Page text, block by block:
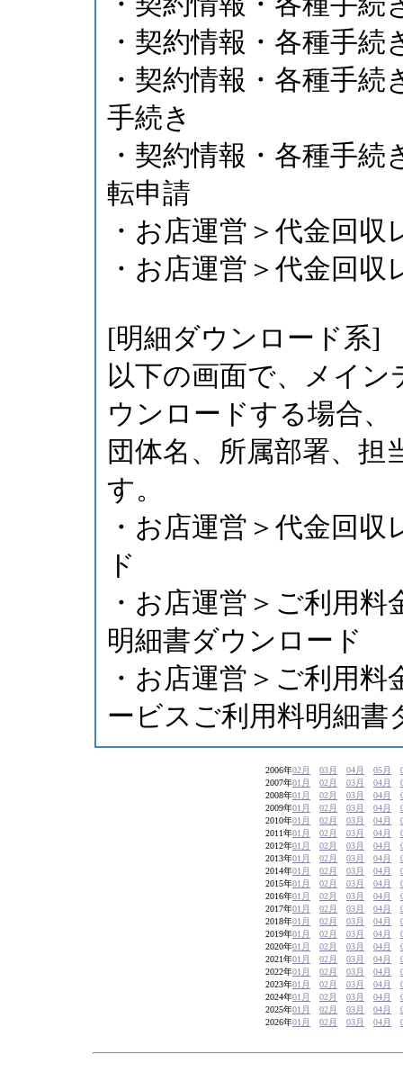
・契約情報・各種手
・契約情報・各種手
手続き
・契約情報・各種手
転申請
・お店運営＞代金回
・お店運営＞代金回
[明細ダウンロード系]
以下の画面で、メイ
ウンロードする場合、
団体名、所属部署、担
す。
・お店運営＞代金回
ド
・お店運営＞ご利用
明細書ダウンロード
・お店運営＞ご利用
ービスご利用料明細書
2006年02月 03月 04月 05月
2007年01月 02月 03月 04月
2008年01月 02月 03月 04月
2009年01月 02月 03月 04月
2010年01月 02月 03月 04月
2011年01月 02月 03月 04月
2012年01月 02月 03月 04月
2013年01月 02月 03月 04月
2014年01月 02月 03月 04月
2015年01月 02月 03月 04月
2016年01月 02月 03月 04月
2017年01月 02月 03月 04月
2018年01月 02月 03月 04月
2019年01月 02月 03月 04月
2020年01月 02月 03月 04月
2021年01月 02月 03月 04月
2022年01月 02月 03月 04月
2023年01月 02月 03月 04月
2024年01月 02月 03月 04月
2025年01月 02月 03月 04月
2026年01月 02月 03月 04月